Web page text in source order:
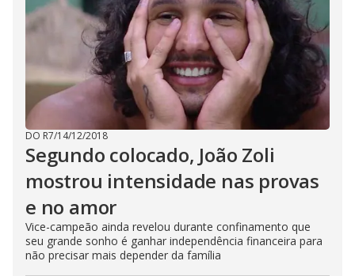
DO R7/14/12/2018
Segundo colocado, João Zoli
mostrou intensidade nas provas
e no amor
Vice-campeão ainda revelou durante confinamento que
seu grande sonho é ganhar independência financeira para
não precisar mais depender da família